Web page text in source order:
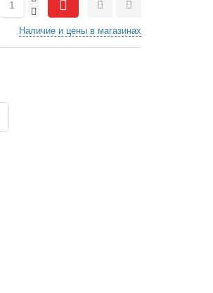
- СравнитьОтложить
Наличие и цены в магазинах